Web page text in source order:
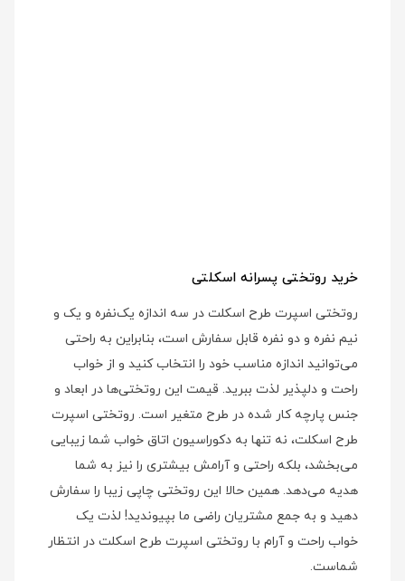
خرید روتختی پسرانه اسکلتی
روتختی اسپرت طرح اسکلت در سه اندازه یک‌نفره و یک و
نیم نفره و دو نفره قابل سفارش است، بنابراین به راحتی
می‌توانید اندازه مناسب خود را انتخاب کنید و از خواب
راحت و دلپذیر لذت ببرید. قیمت این روتختی‌ها در ابعاد و
جنس پارچه کار شده در طرح متغیر است. روتختی اسپرت
طرح اسکلت، نه تنها به دکوراسیون اتاق خواب شما زیبایی
می‌بخشد، بلکه راحتی و آرامش بیشتری را نیز به شما
هدیه می‌دهد. همین حالا این روتختی چاپی زیبا را سفارش
دهید و به جمع مشتریان راضی ما بپیوندید! لذت یک
خواب راحت و آرام با روتختی اسپرت طرح اسکلت در انتظار
شماست.